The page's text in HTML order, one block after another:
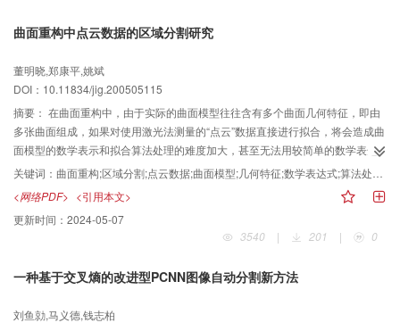
曲面重构中点云数据的区域分割研究
董明晓,郑康平,姚斌
DOI：10.11834/jig.200505115
摘要： 在曲面重构中，由于实际的曲面模型往往含有多个曲面几何特征，即由
多张曲面组成，如果对使用激光法测量的“点云”数据直接进行拟合，将会造成曲
面模型的数学表示和拟合算法处理的难度加大，甚至无法用较简单的数学表达
式描述曲面模型，因此针对该问题，提出了一种基于数据点曲率变化的区域分
割方法，即先对每一条扫描线上的数据点求取曲率值，然后将其中曲率值变化
较大的点提取出来作为边界点，当边界确定后，再将云点数据分割成多个区
域，由于每个区域一般具有较简单的几何特征，因此可用简单的数学模型来描
述，并可重构单张曲面。该算法不仅原理简单、易于理解和编程，而且能提高
关键词： 曲面重构;区域分割;点云数据;曲面模型;几何特征;数学表达式;算法处理;数学表示;分割方法;边界确定;数据分割;数学模型;数据点;激光法;扫描线;边界点;可重构;拟合;率值;曲率;编程
<网络PDF> <引用本文>
更新时间： 2024-05-07
3540
| 201 | 0
一种基于交叉熵的改进型PCNN图像自动分割新方法
刘鱼勍,马义德,钱志柏